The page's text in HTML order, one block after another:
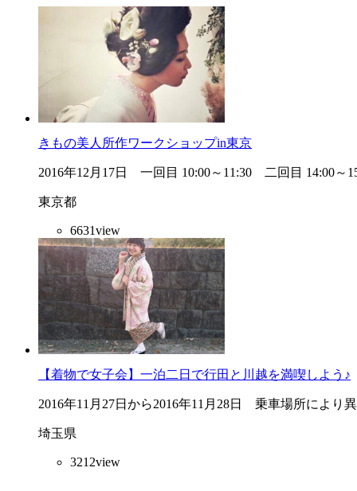
きもの美人所作ワークショップin東京
2016年12月17日 一回目 10:00～11:30 二回目 14:00～
東京都
6631view
【着物で女子会】一泊二日で行田と川越を満喫しよう♪
2016年11月27日から2016年11月28日 乗車場所により
埼玉県
3212view